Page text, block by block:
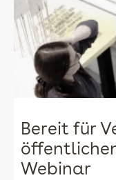
Bereit für
Webinar